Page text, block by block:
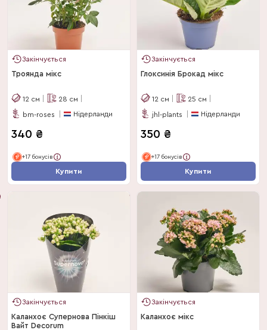
Закінчується
Троянда мікс
12 см 28 см
bm-roses Нідерланди
340 ₴
+17 бонусів
Купити
Закінчується
Глоксинія Брокад мікс
12 см 25 см
jhl-plants Нідерланди
350 ₴
+17 бонусів
Купити
Закінчується
Каланхоє Супернова Пінкіш
Вайт Decorum
Закінчується
Каланхоє мікс